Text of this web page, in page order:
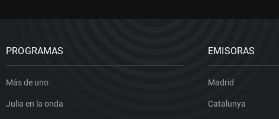
PROGRAMAS
Más de uno
Julia en la onda
EMISORAS
Madrid
Catalunya